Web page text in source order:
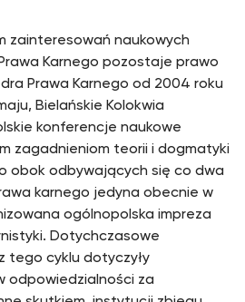
zainteresowań naukowych
Karnego pozostaje prawo
Prawa Karnego od 2004 roku
Bielańskie Kolokwia
konferencje naukowe
zagadnieniom teorii i dogmatyki
obok odbywających się co dwa
karnego jedyna obecnie w
ogólnopolska impreza
Dotychczasowe
tego cyklu dotyczyły
odpowiedzialności za